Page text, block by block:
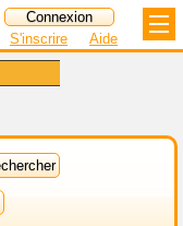
S'inscrire Aide